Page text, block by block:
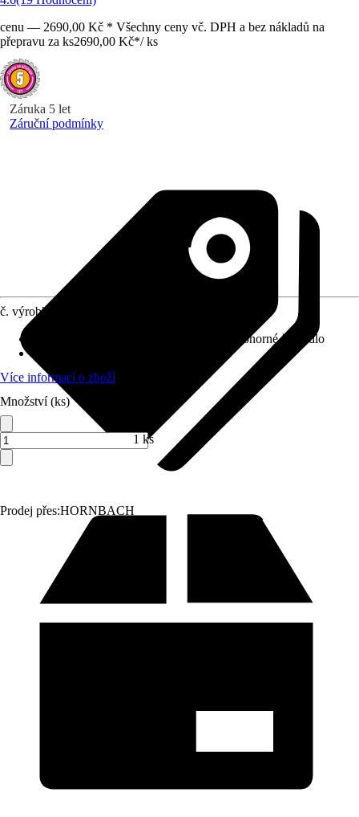
cenu — 2690,00 Kč * Všechny ceny vč. DPH a bez nákladů na
přepravu za ks2690,00 Kč*/ ks
Záruka 5 let
Záruční podmínky
Prodej přes:HORNBACH
č. výrobku
Čerpadlo na špinavou vodu, Ponorné čerpadlo
Více informací o zboží
Množství (ks)
1 ks